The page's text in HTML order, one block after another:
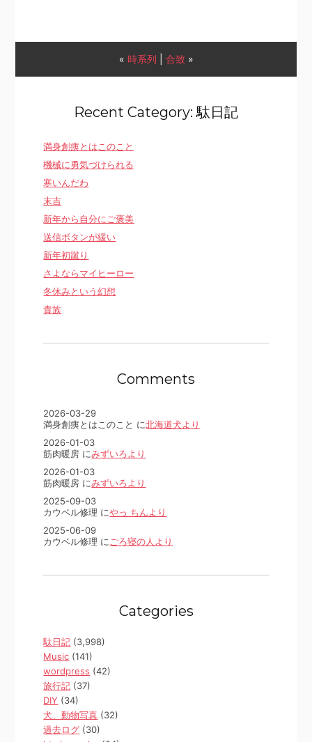
« 時系列 合致»
Recent Category: 駄日記
満身創痍とはこのこと
機械に勇気づけられる
寒いんだわ
末吉
新年から自分にご褒美
送信ボタンが緩い
新年初蹴り
さよならマイヒーロー
冬休みという幻想
貴族
Comments
2026-03-29
満身創痍とはこのこと に北海道犬より
2026-01-03
筋肉暖房 にみずいろより
2026-01-03
筋肉暖房 にみずいろより
2025-09-03
カウベル修理 にやっ ちんより
2025-06-09
カウベル修理 に ごろ寝の人より
Categories
駄日記 (3,998)
Music (141)
wordpress (42)
旅行記 (37)
DIY (34)
犬、動物写真 (32)
過去ログ (30)